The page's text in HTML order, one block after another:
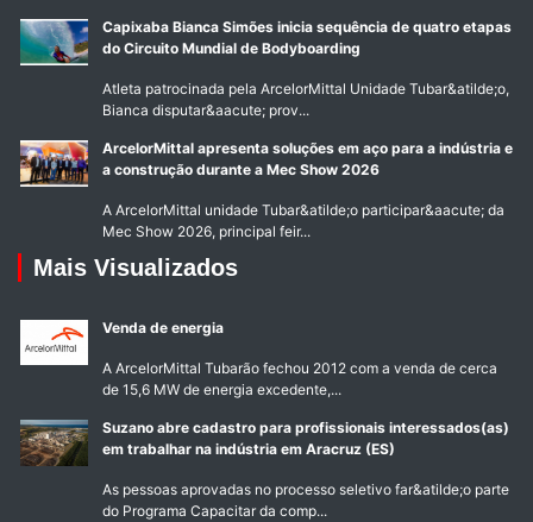
Capixaba Bianca Simões inicia sequência de quatro etapas
do Circuito Mundial de Bodyboarding
Atleta patrocinada pela ArcelorMittal Unidade Tubar&atilde;o,
Bianca disputar&aacute; prov...
ArcelorMittal apresenta soluções em aço para a indústria e
a construção durante a Mec Show 2026
A ArcelorMittal unidade Tubar&atilde;o participar&aacute; da
Mec Show 2026, principal feir...
Mais Visualizados
Venda de energia
A ArcelorMittal Tubarão fechou 2012 com a venda de cerca
de 15,6 MW de energia excedente,...
Suzano abre cadastro para profissionais interessados(as)
em trabalhar na indústria em Aracruz (ES)
As pessoas aprovadas no processo seletivo far&atilde;o parte
do Programa Capacitar da comp...